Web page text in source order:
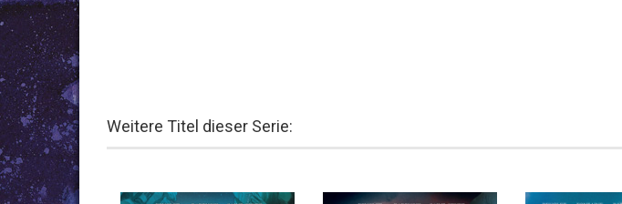
Weitere Titel dieser Serie: